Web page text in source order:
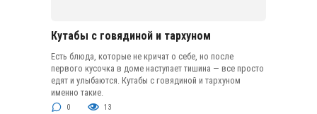
Кутабы с говядиной и тархуном
Есть блюда, которые не кричат о себе, но после
первого кусочка в доме наступает тишина — все просто
едят и улыбаются. Кутабы с говядиной и тархуном
именно такие.
0 13